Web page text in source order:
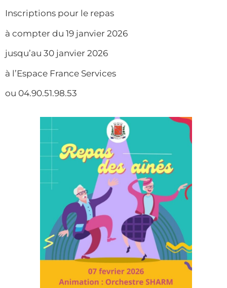
Inscriptions pour le repas
à compter du 19 janvier 2026
jusqu’au 30 janvier 2026
à l’Espace France Services
ou 04.90.51.98.53